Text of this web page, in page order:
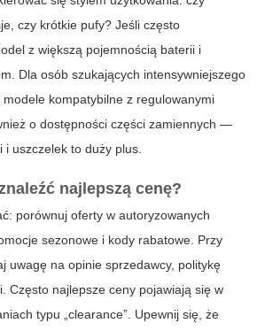
czy krótkie pufy? Jeśli często
z większą pojemnością baterii i
Dla osób szukających intensywniejszego
kompatybilne z regulowanymi
o dostępności części zamiennych —
i uszczelek to duży plus.
najlepszą cenę?
porównuj oferty w autoryzowanych
sezonowe i kody rabatowe. Przy
uwagę na opinie sprzedawcy, politykę
Często najlepsze ceny pojawiają się w
typu „clearance”. Upewnij się, że